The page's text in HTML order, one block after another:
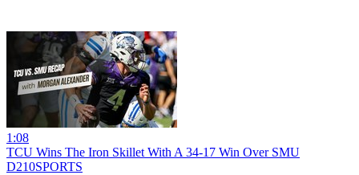
1:08
TCU Wins The Iron Skillet With A 34-17 Win Over SMU
D210SPORTS